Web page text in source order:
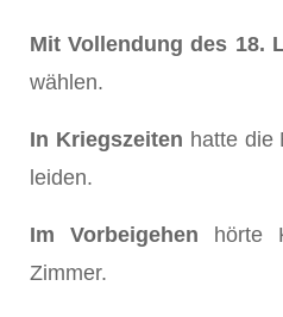
Mit Vollendung des 18.
wählen.
In Kriegszeiten hatte die
leiden.
Im Vorbeigehen hörte
Zimmer.